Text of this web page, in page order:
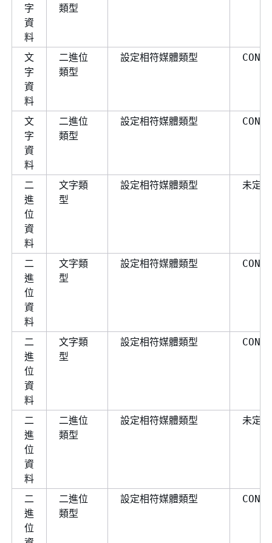
字
資
料
類型
文
字
資
料
二進位
類型
設定相符媒體類型
文
字
資
料
二進位
類型
設定相符媒體類型
二
進
位
資
料
文字類
型
設定相符媒體類型 未定義
二
進
位
資
料
文字類
型
設定相符媒體類型
二
進
位
資
料
文字類
型
設定相符媒體類型
二
進
位
資
料
二進位
類型
設定相符媒體類型 未定義
二
進
位
二進位
類型
設定相符媒體類型